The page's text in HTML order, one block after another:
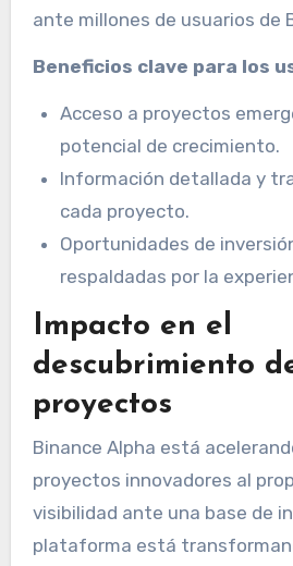
ante millones de usuarios de
Beneficios clave para los
Acceso a proyectos
potencial de crecimiento.
Información detallada y
cada proyecto.
Oportunidades de
respaldadas por la
Impacto en el
descubrimiento
proyectos
Binance Alpha está
proyectos innovadores al
visibilidad ante una base de
plataforma está